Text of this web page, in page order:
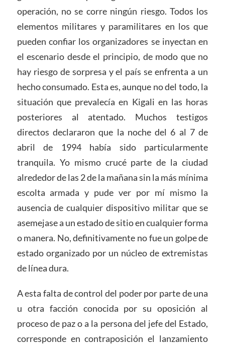
operación, no se corre ningún riesgo. Todos los
elementos militares y paramilitares en los que
pueden confiar los organizadores se inyectan en
el escenario desde el principio, de modo que no
hay riesgo de sorpresa y el país se enfrenta a un
hecho consumado. Esta es, aunque no del todo, la
situación que prevalecía en Kigali en las horas
posteriores al atentado. Muchos testigos
directos declararon que la noche del 6 al 7 de
abril de 1994 había sido particularmente
tranquila. Yo mismo crucé parte de la ciudad
alrededor de las 2 de la mañana sin la más mínima
escolta armada y pude ver por mí mismo la
ausencia de cualquier dispositivo militar que se
asemejase a un estado de sitio en cualquier forma
o manera. No, definitivamente no fue un golpe de
estado organizado por un núcleo de extremistas
de línea dura.
A esta falta de control del poder por parte de una
u otra facción conocida por su oposición al
proceso de paz o a la persona del jefe del Estado,
corresponde en contraposición el lanzamiento